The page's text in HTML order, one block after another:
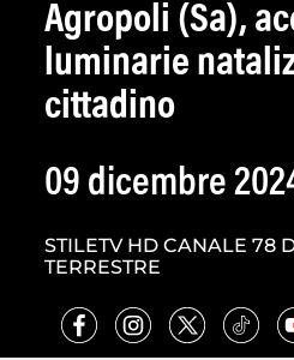
Agropoli (Sa),
luminarie
cittadino
09 dicembre
STILETV HD CANALE 78
TERRESTRE